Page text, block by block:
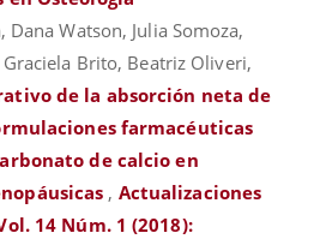
Dana Watson, Julia Somoza,
Brito, Beatriz Oliveri,
de la absorción neta de
farmacéuticas
de calcio en
, Actualizaciones
14 Núm. 1 (2018):